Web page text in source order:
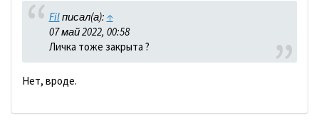
Filписал(а): ↑
07 май 2022, 00:58
Личка тоже закрыта ?
Нет, вроде.